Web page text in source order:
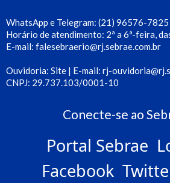
WhatsApp e Telegram: (21) 96576-7825
Horário de atendimento: 2ª a 6ª-feira,
E-mail: falesebraerio@rj.sebrae.com.br
Ouvidoria: Site | E-mail: rj-
CNPJ: 29.737.103/0001-10
Conecte-se ao
Portal Sebrae
Facebook